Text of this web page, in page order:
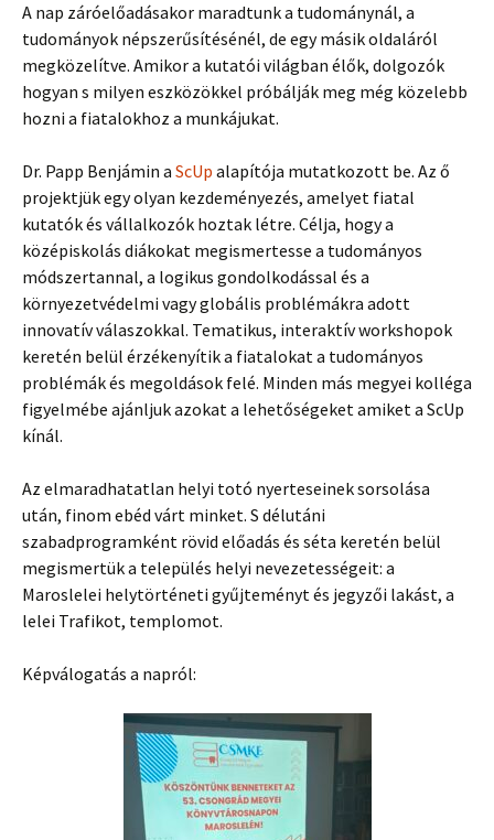
A nap záróelőadásakor maradtunk a tudománynál, a
tudományok népszerűsítésénél, de egy másik oldaláról
megközelítve. Amikor a kutatói világban élők, dolgozók
hogyan s milyen eszközökkel próbálják meg még közelebb
hozni a fiatalokhoz a munkájukat.
Dr. Papp Benjámin a ScUp alapítója mutatkozott be. Az ő
projektjük egy olyan kezdeményezés, amelyet fiatal
kutatók és vállalkozók hoztak létre. Célja, hogy a
középiskolás diákokat megismertesse a tudományos
módszertannal, a logikus gondolkodással és a
környezetvédelmi vagy globális problémákra adott
innovatív válaszokkal. Tematikus, interaktív workshopok
keretén belül érzékenyítik a fiatalokat a tudományos
problémák és megoldások felé. Minden más megyei kolléga
figyelmébe ajánljuk azokat a lehetőségeket amiket a ScUp
kínál.
Az elmaradhatatlan helyi totó nyerteseinek sorsolása
után, finom ebéd várt minket. S délutáni
szabadprogramként rövid előadás és séta keretén belül
megismertük a település helyi nevezetességeit: a
Maroslelei helytörténeti gyűjteményt és jegyzői lakást, a
lelei Trafikot, templomot.
Képválogatás a napról: